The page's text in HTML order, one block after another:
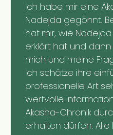
Ich habe mir eine
Nadejda gegönnt.
hat mir, wie
erklärt hat und
mich und meine
Ich schätze ihre
professionelle Art
wertvolle
Akasha-Chronik
erhalten dürfen.